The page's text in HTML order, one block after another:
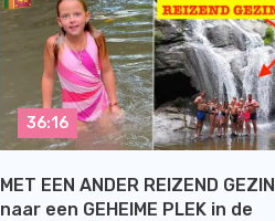
MET EEN ANDER REIZEND GEZIN
naar een GEHEIME PLEK in de
36:16